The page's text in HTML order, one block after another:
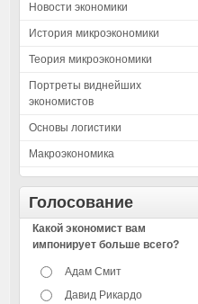
Новости экономики
История микроэкономики
Теория микроэкономики
Портреты виднейших
экономистов
Основы логистики
Макроэкономика
Голосование
Какой экономист вам
импонирует больше всего?
Адам Смит
Давид Рикардо